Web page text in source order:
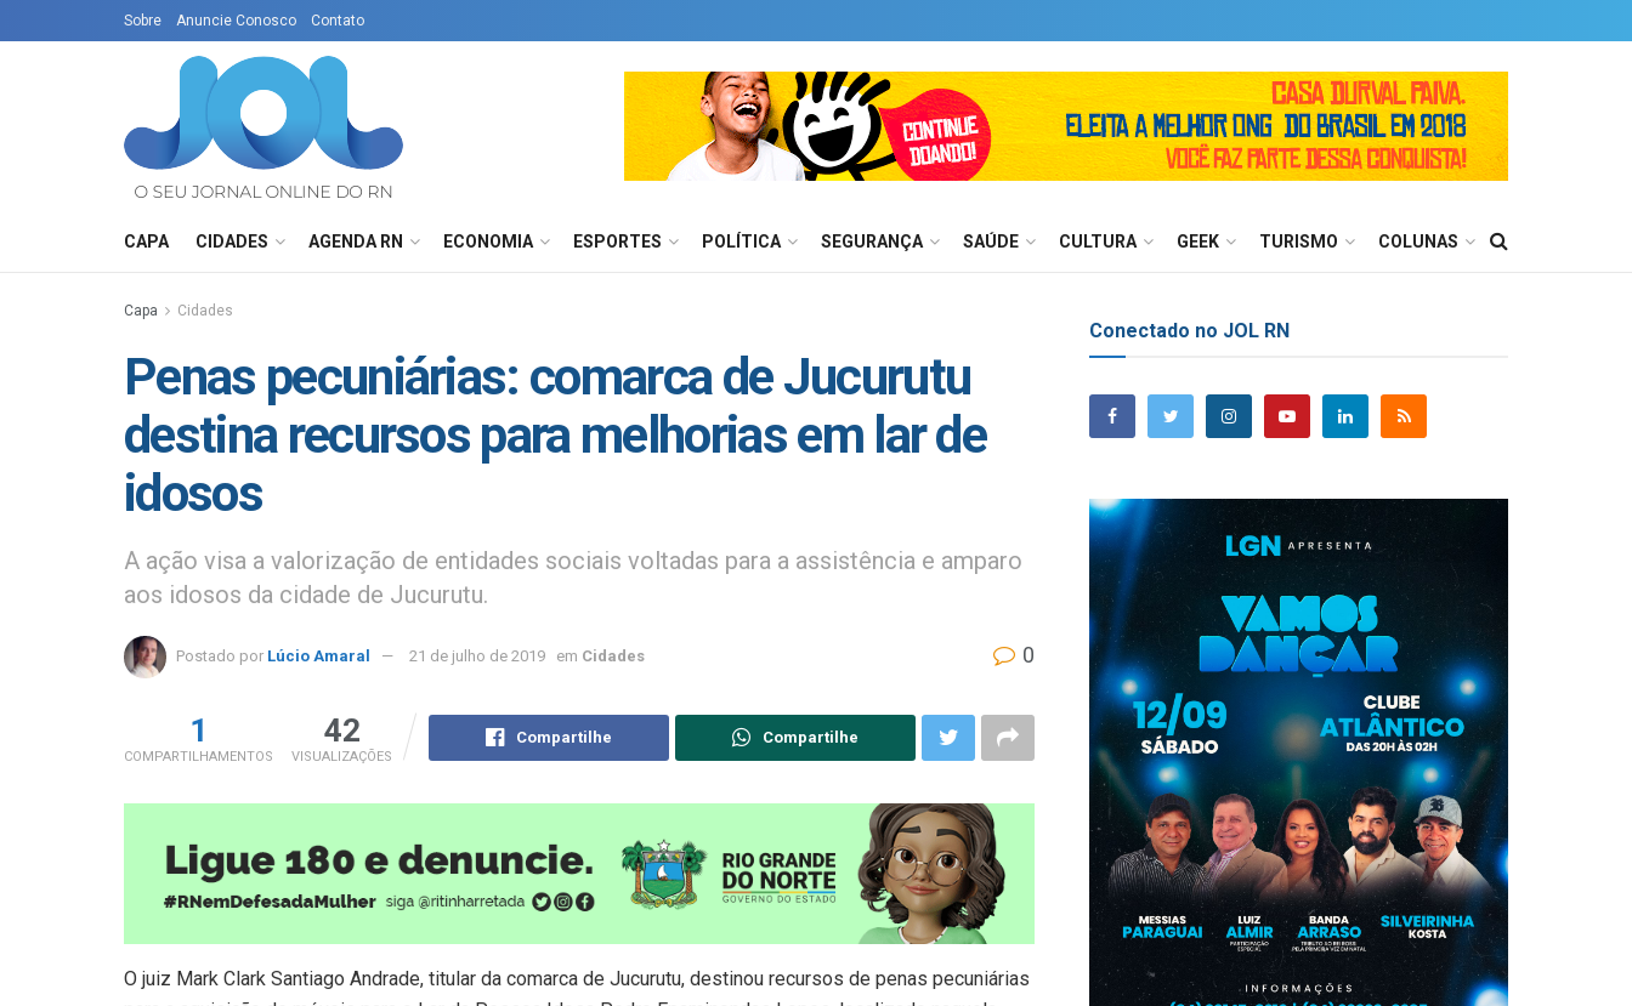
Sobre Anuncie Conosco Contato
CAPA CIDADES AGENDA RN ECONOMIA ESPORTES POLÍTICA SEGURANÇA SAÚDE CULTURA GEEK TURISMO COLUNAS
Capa Cidades
Penas pecuniárias: comarca de Jucurutu
destina recursos para melhorias em lar de
idosos
A ação visa a valorização de entidades sociais voltadas para a assistência e amparo
aos idosos da cidade de Jucurutu.
Postado por Lúcio Amaral 21 de julho de 2019 em Cidades 0
1
COMPARTILHAMENTOS
42
VISUALIZAÇÕES
Compartilhe Compartilhe
O juiz Mark Clark Santiago Andrade, titular da comarca de Jucurutu, destinou recursos de penas pecuniárias
Conectado no JOL RN